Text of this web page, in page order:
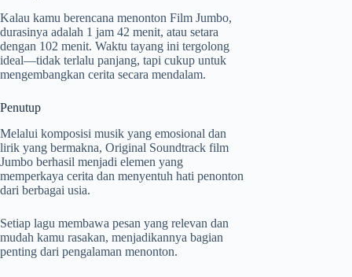
Kalau kamu berencana menonton Film Jumbo,
durasinya adalah 1 jam 42 menit, atau setara
dengan 102 menit. Waktu tayang ini tergolong
ideal—tidak terlalu panjang, tapi cukup untuk
mengembangkan cerita secara mendalam.
Penutup
Melalui komposisi musik yang emosional dan
lirik yang bermakna, Original Soundtrack film
Jumbo berhasil menjadi elemen yang
memperkaya cerita dan menyentuh hati penonton
dari berbagai usia.
Setiap lagu membawa pesan yang relevan dan
mudah kamu rasakan, menjadikannya bagian
penting dari pengalaman menonton.